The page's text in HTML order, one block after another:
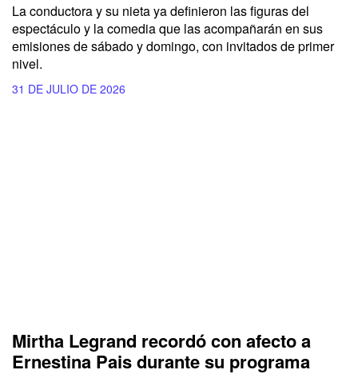
La conductora y su nieta ya definieron las figuras del
espectáculo y la comedia que las acompañarán en sus
emisiones de sábado y domingo, con invitados de primer
nivel.
31 DE JULIO DE 2026
Mirtha Legrand recordó con afecto a
Ernestina Pais durante su programa